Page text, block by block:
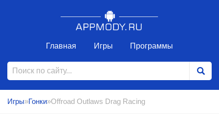
Главная Игры Программы
Игры»Гонки»Offroad Outlaws Drag Racing